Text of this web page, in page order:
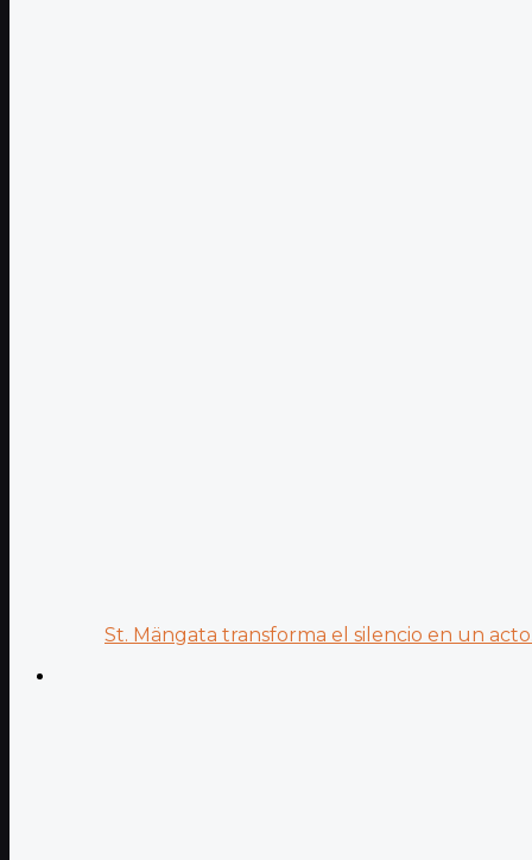
St. Mängata transforma el silencio en un